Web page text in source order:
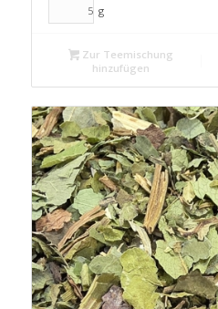
g
Zur Teemischung
hinzufügen